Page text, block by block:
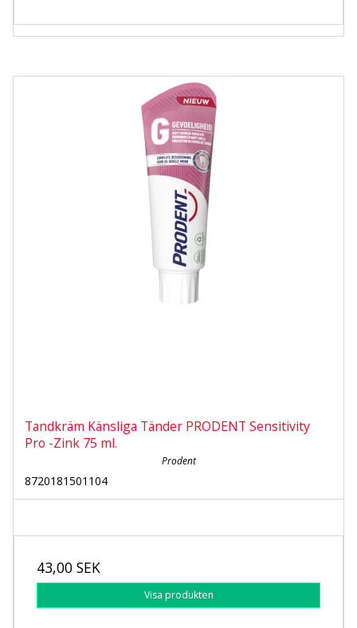
Tandkräm Känsliga Tänder PRODENT Sensitivity
Pro -Zink 75 ml.
Prodent
8720181501104
43,00 SEK
Visa produkten